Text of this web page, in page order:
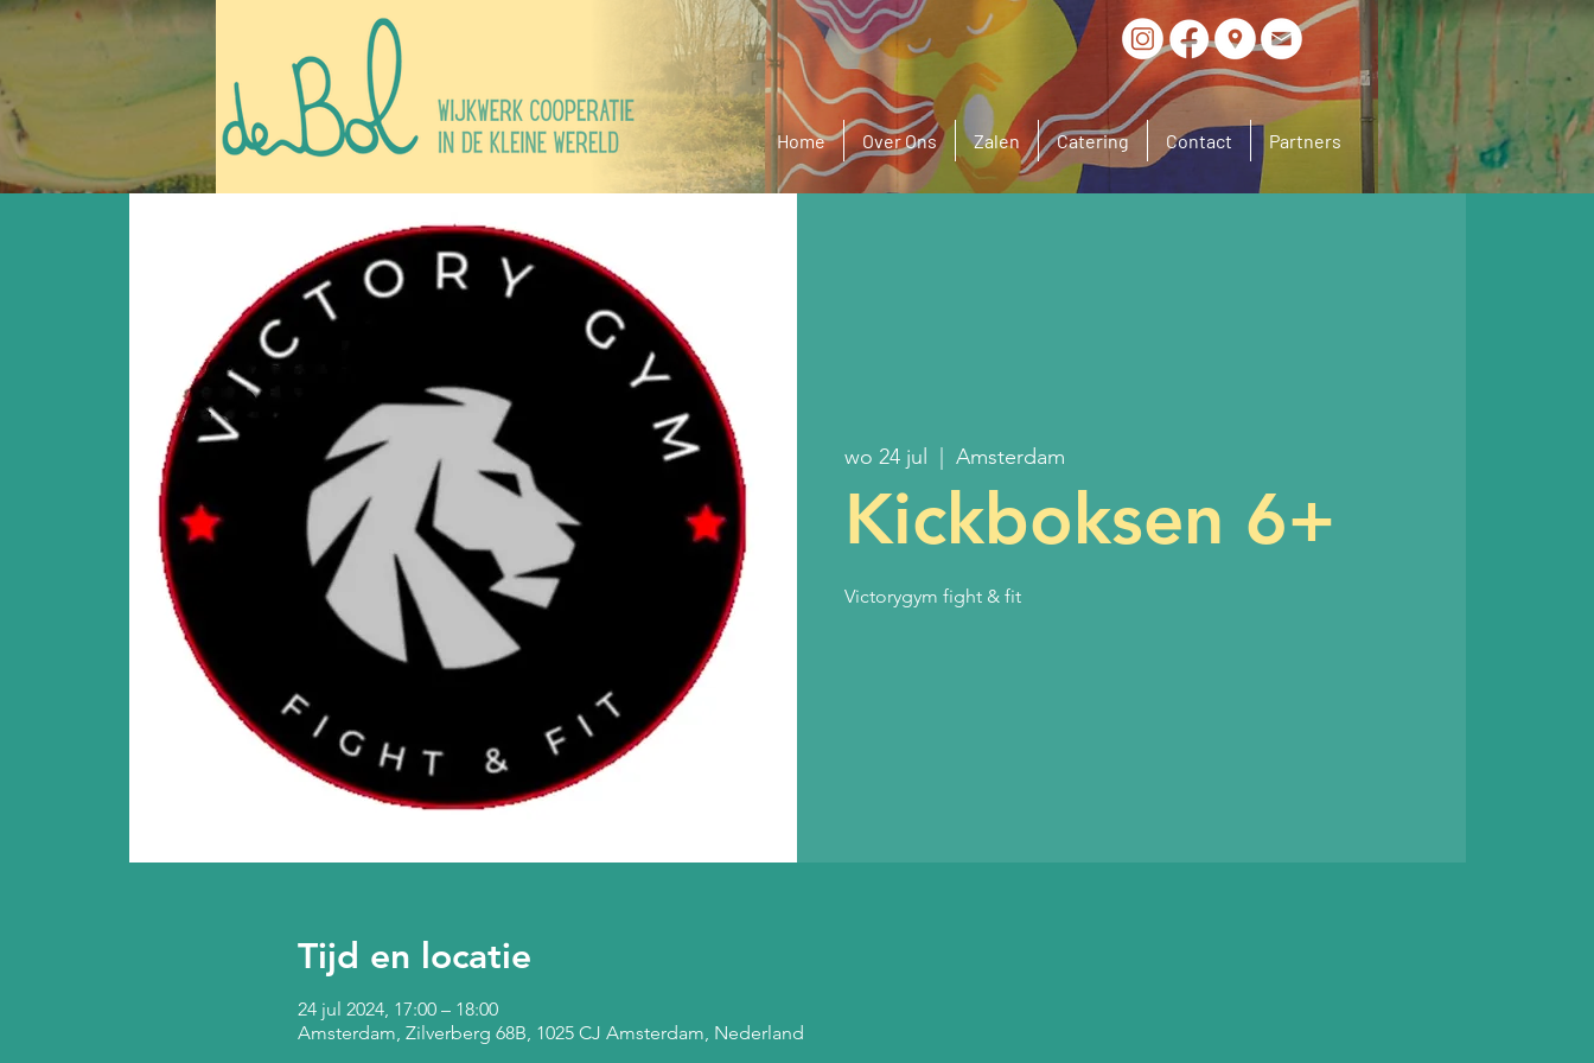
Home Over Ons Zalen Catering Contact Partners
wo 24 jul Amsterdam
Kickboksen 6+
Victorygym fight & fit
Tijd en locatie
24 jul 2024, 17:00 – 18:00
Amsterdam, Zilverberg 68B, 1025 CJ Amsterdam, Nederland